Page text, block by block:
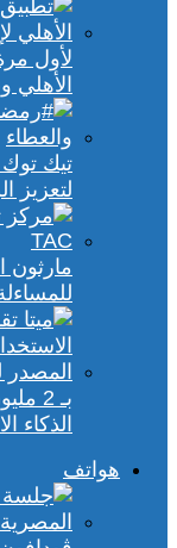
لأول
الأهلي
تيك
لتعزيز
مارثون
بـ 2
الذكاء
هواتف